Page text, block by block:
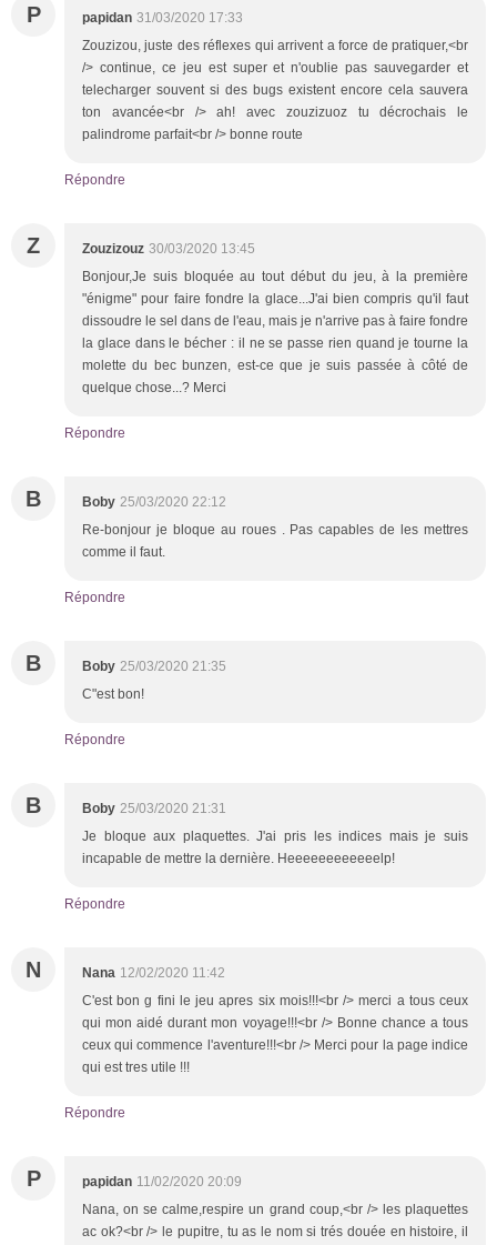
P papidan 31/03/2020 17:33
Zouzizou, juste des réflexes qui arrivent a force de pratiquer,<br
/> continue, ce jeu est super et n'oublie pas sauvegarder et
telecharger souvent si des bugs existent encore cela sauvera
ton avancée<br /> ah! avec zouzizuoz tu décrochais le
palindrome parfait<br /> bonne route
Répondre
Z Zouzizouz 30/03/2020 13:45
Bonjour,Je suis bloquée au tout début du jeu, à la première
"énigme" pour faire fondre la glace...J'ai bien compris qu'il faut
dissoudre le sel dans de l'eau, mais je n'arrive pas à faire fondre
la glace dans le bécher : il ne se passe rien quand je tourne la
molette du bec bunzen, est-ce que je suis passée à côté de
quelque chose...? Merci
Répondre
B Boby 25/03/2020 22:12
Re-bonjour je bloque au roues . Pas capables de les mettres
comme il faut.
Répondre
B Boby 25/03/2020 21:35
C"est bon!
Répondre
B Boby 25/03/2020 21:31
Je bloque aux plaquettes. J'ai pris les indices mais je suis
incapable de mettre la dernière. Heeeeeeeeeeeelp!
Répondre
N Nana 12/02/2020 11:42
C'est bon g fini le jeu apres six mois!!!<br /> merci a tous ceux
qui mon aidé durant mon voyage!!!<br /> Bonne chance a tous
ceux qui commence l'aventure!!!<br /> Merci pour la page indice
qui est tres utile !!!
Répondre
P papidan 11/02/2020 20:09
Nana, on se calme,respire un grand coup,<br /> les plaquettes
ac ok?<br /> le pupitre, tu as le nom si trés douée en histoire, il